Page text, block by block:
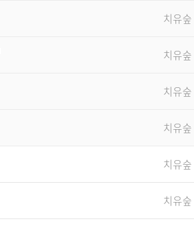
치유숲
치유숲
치유숲
치유숲
치유숲
치유숲